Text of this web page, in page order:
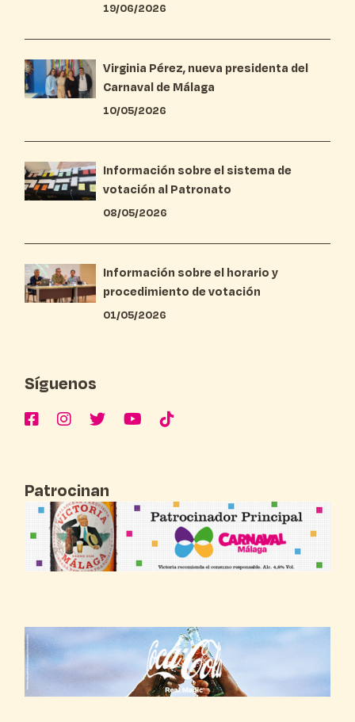
19/06/2026
Virginia Pérez, nueva presidenta del
Carnaval de Málaga
10/05/2026
Información sobre el sistema de
votación al Patronato
08/05/2026
Información sobre el horario y
procedimiento de votación
01/05/2026
Síguenos
Patrocinan